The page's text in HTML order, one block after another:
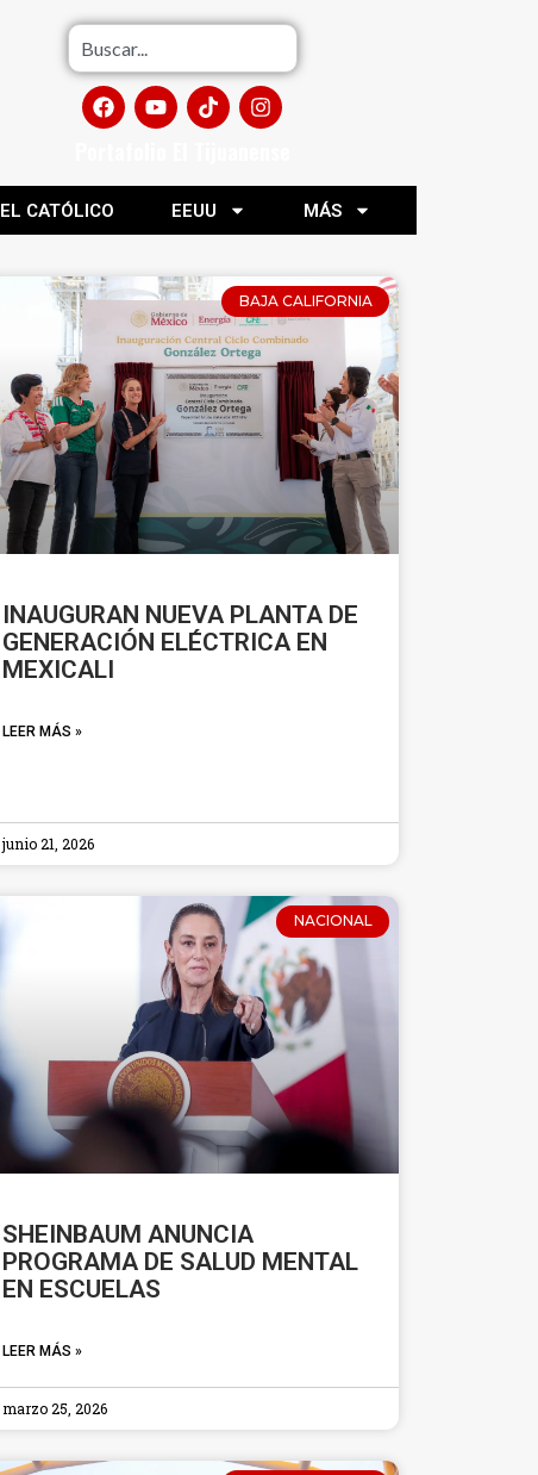
EL CATÓLICO EEUU MÁS
BAJA CALIFORNIA
INAUGURAN NUEVA PLANTA DE
GENERACIÓN ELÉCTRICA EN
MEXICALI
LEER MÁS »
junio 21, 2026
NACIONAL
SHEINBAUM ANUNCIA
PROGRAMA DE SALUD MENTAL
EN ESCUELAS
LEER MÁS »
marzo 25, 2026